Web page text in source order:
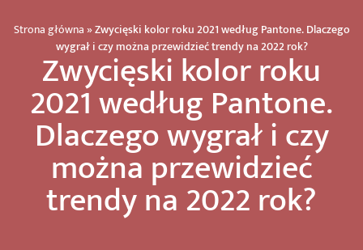
Strona główna »Zwycięski kolor roku 2021 według Pantone. Dlaczego
wygrał i czy można przewidzieć trendy na 2022 rok?
Zwycięski kolor roku
2021 według Pantone.
Dlaczego wygrał i czy
można przewidzieć
trendy na 2022 rok?